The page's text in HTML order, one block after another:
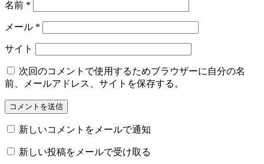
名前 *
メール *
サイト
次回のコメントで使用するためブラウザーに自分の名
前、メールアドレス、サイトを保存する。
新しいコメントをメールで通知
新しい投稿をメールで受け取る